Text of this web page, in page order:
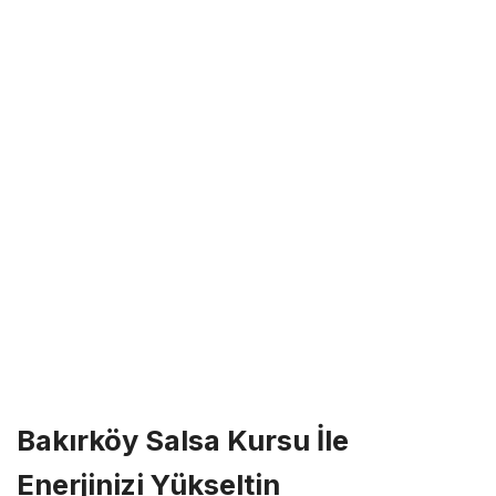
Bakırköy Salsa Kursu İle
Enerjinizi Yükseltin